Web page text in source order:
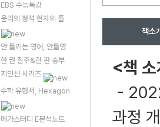
EBS 수능특강
윤리의 정석 현자의 돌
안 틀리는 영어, 안틀영
한 권 질주&한 판 승부
지인선 시리즈
수학 유형서, Hexagon
메가스터디 E분석노트
책소
<책
-
과정